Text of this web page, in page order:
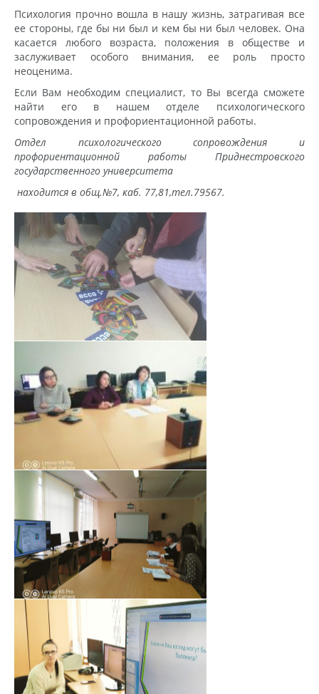
Психология прочно вошла в нашу жизнь, затрагивая все
ее стороны, где бы ни был и кем бы ни был человек. Она
касается любого возраста, положения в обществе и
заслуживает особого внимания, ее роль просто
неоценима.
Если Вам необходим специалист, то Вы всегда сможете
найти его в нашем отделе психологического
сопровождения и профориентационной работы.
Отдел психологического сопровождения и
профориентационной работы Приднестровского
государственного университета
находится в общ.№7, каб. 77,81,тел.79567.